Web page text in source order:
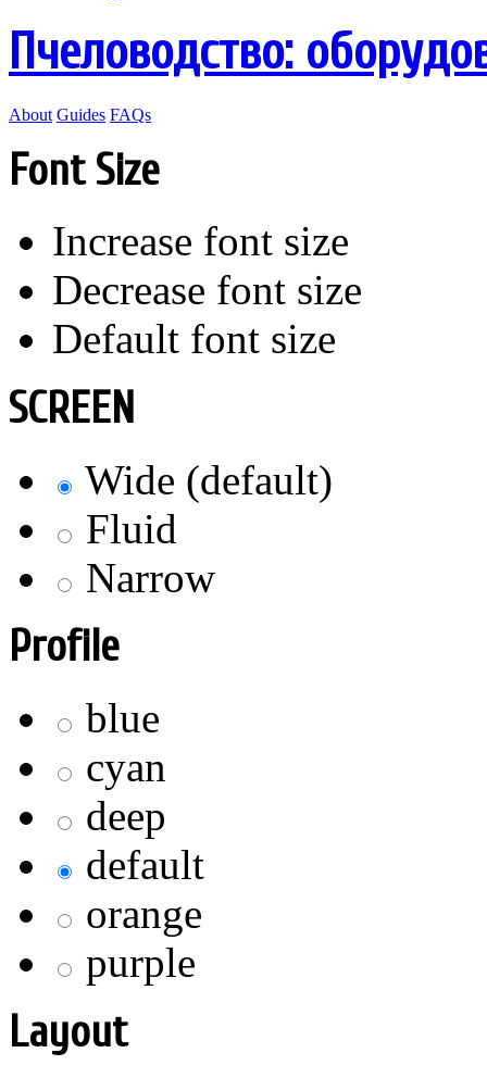
Пчеловодство:
About Guides FAQs
Font Size
Increase font size
Decrease font size
Default font size
SCREEN
Wide (default)
Fluid
Narrow
Profile
blue
cyan
deep
default
orange
purple
Layout